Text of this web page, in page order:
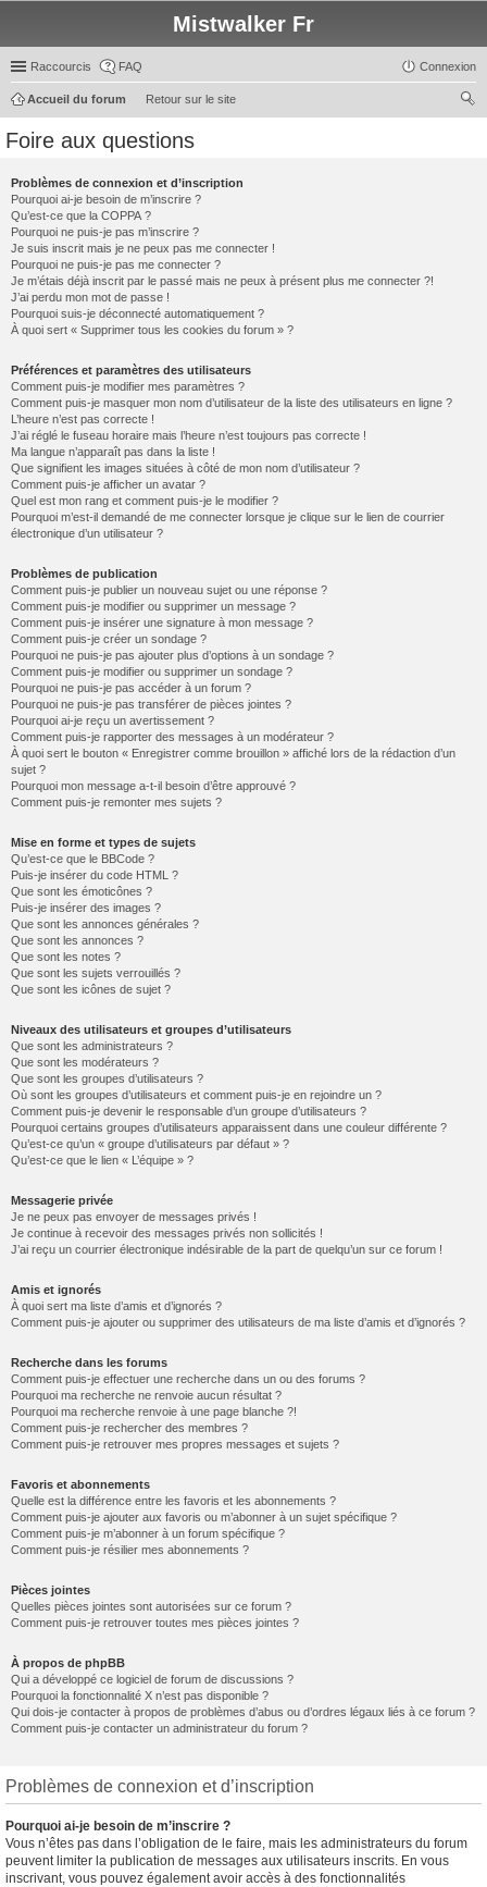
Mistwalker Fr
Raccourcis FAQ Connexion
Retour sur le site
Accueil du forum
Foire aux questions
Problèmes de connexion et d’inscription
Pourquoi ai-je besoin de m’inscrire ?
Qu’est-ce que la COPPA ?
Pourquoi ne puis-je pas m’inscrire ?
Je suis inscrit mais je ne peux pas me connecter !
Pourquoi ne puis-je pas me connecter ?
Je m’étais déjà inscrit par le passé mais ne peux à présent plus me connecter ?!
J’ai perdu mon mot de passe !
Pourquoi suis-je déconnecté automatiquement ?
À quoi sert « Supprimer tous les cookies du forum » ?
Préférences et paramètres des utilisateurs
Comment puis-je modifier mes paramètres ?
Comment puis-je masquer mon nom d’utilisateur de la liste des utilisateurs en ligne ?
L’heure n’est pas correcte !
J’ai réglé le fuseau horaire mais l’heure n’est toujours pas correcte !
Ma langue n’apparaît pas dans la liste !
Que signifient les images situées à côté de mon nom d’utilisateur ?
Comment puis-je afficher un avatar ?
Quel est mon rang et comment puis-je le modifier ?
Pourquoi m’est-il demandé de me connecter lorsque je clique sur le lien de courrier
électronique d’un utilisateur ?
Problèmes de publication
Comment puis-je publier un nouveau sujet ou une réponse ?
Comment puis-je modifier ou supprimer un message ?
Comment puis-je insérer une signature à mon message ?
Comment puis-je créer un sondage ?
Pourquoi ne puis-je pas ajouter plus d’options à un sondage ?
Comment puis-je modifier ou supprimer un sondage ?
Pourquoi ne puis-je pas accéder à un forum ?
Pourquoi ne puis-je pas transférer de pièces jointes ?
Pourquoi ai-je reçu un avertissement ?
Comment puis-je rapporter des messages à un modérateur ?
À quoi sert le bouton « Enregistrer comme brouillon » affiché lors de la rédaction d’un
sujet ?
Pourquoi mon message a-t-il besoin d’être approuvé ?
Comment puis-je remonter mes sujets ?
Mise en forme et types de sujets
Qu’est-ce que le BBCode ?
Puis-je insérer du code HTML ?
Que sont les émoticônes ?
Puis-je insérer des images ?
Que sont les annonces générales ?
Que sont les annonces ?
Que sont les notes ?
Que sont les sujets verrouillés ?
Que sont les icônes de sujet ?
Niveaux des utilisateurs et groupes d’utilisateurs
Que sont les administrateurs ?
Que sont les modérateurs ?
Que sont les groupes d’utilisateurs ?
Où sont les groupes d’utilisateurs et comment puis-je en rejoindre un ?
Comment puis-je devenir le responsable d’un groupe d’utilisateurs ?
Pourquoi certains groupes d’utilisateurs apparaissent dans une couleur différente ?
Qu’est-ce qu’un « groupe d’utilisateurs par défaut » ?
Qu’est-ce que le lien « L’équipe » ?
Messagerie privée
Je ne peux pas envoyer de messages privés !
Je continue à recevoir des messages privés non sollicités !
J’ai reçu un courrier électronique indésirable de la part de quelqu’un sur ce forum !
Amis et ignorés
À quoi sert ma liste d’amis et d’ignorés ?
Comment puis-je ajouter ou supprimer des utilisateurs de ma liste d’amis et d’ignorés ?
Recherche dans les forums
Comment puis-je effectuer une recherche dans un ou des forums ?
Pourquoi ma recherche ne renvoie aucun résultat ?
Pourquoi ma recherche renvoie à une page blanche ?!
Comment puis-je rechercher des membres ?
Comment puis-je retrouver mes propres messages et sujets ?
Favoris et abonnements
Quelle est la différence entre les favoris et les abonnements ?
Comment puis-je ajouter aux favoris ou m’abonner à un sujet spécifique ?
Comment puis-je m’abonner à un forum spécifique ?
Comment puis-je résilier mes abonnements ?
Pièces jointes
Quelles pièces jointes sont autorisées sur ce forum ?
Comment puis-je retrouver toutes mes pièces jointes ?
À propos de phpBB
Qui a développé ce logiciel de forum de discussions ?
Pourquoi la fonctionnalité X n’est pas disponible ?
Qui dois-je contacter à propos de problèmes d’abus ou d’ordres légaux liés à ce forum ?
Comment puis-je contacter un administrateur du forum ?
Problèmes de connexion et d’inscription
Pourquoi ai-je besoin de m’inscrire ?
Vous n’êtes pas dans l’obligation de le faire, mais les administrateurs du forum
peuvent limiter la publication de messages aux utilisateurs inscrits. En vous
inscrivant, vous pouvez également avoir accès à des fonctionnalités